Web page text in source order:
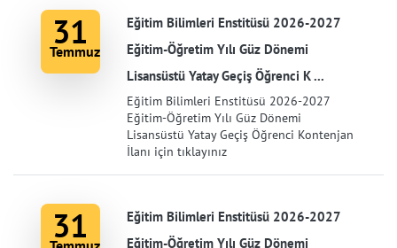
31
Temmuz
Eğitim Bilimleri Enstitüsü 2026-2027
Eğitim-Öğretim Yılı Güz Dönemi
Lisansüstü Yatay Geçiş Öğrenci K ...
Eğitim Bilimleri Enstitüsü 2026-2027
Eğitim-Öğretim Yılı Güz Dönemi
Lisansüstü Yatay Geçiş Öğrenci Kontenjan
İlanı için tıklayınız
31
Eğitim Bilimleri Enstitüsü 2026-2027
Eğitim-Öğretim Yılı Güz Dönemi